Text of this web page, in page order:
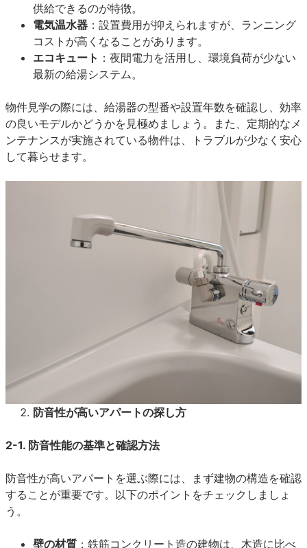
供給できるのが特徴。
電気温水器 ：設置費用が抑えられますが、ランニング
コストが高くなることがあります。
エコキュート ：夜間電力を活用し、環境負荷が少ない
最新の給湯システム。
物件見学の際には、給湯器の型番や設置年数を確認し、効率
の良いモデルかどうかを見極めましょう。また、定期的なメ
ンテナンスが実施されている物件は、トラブルが少なく安心
して暮らせます。
防音性が高いアパートの探し方
2-1. 防音性能の基準と確認方法
防音性が高いアパートを選ぶ際には、まず建物の構造を確認
することが重要です。以下のポイントをチェックしましょ
う。
壁の材質 ：鉄筋コンクリート造の建物は、木造に比べ